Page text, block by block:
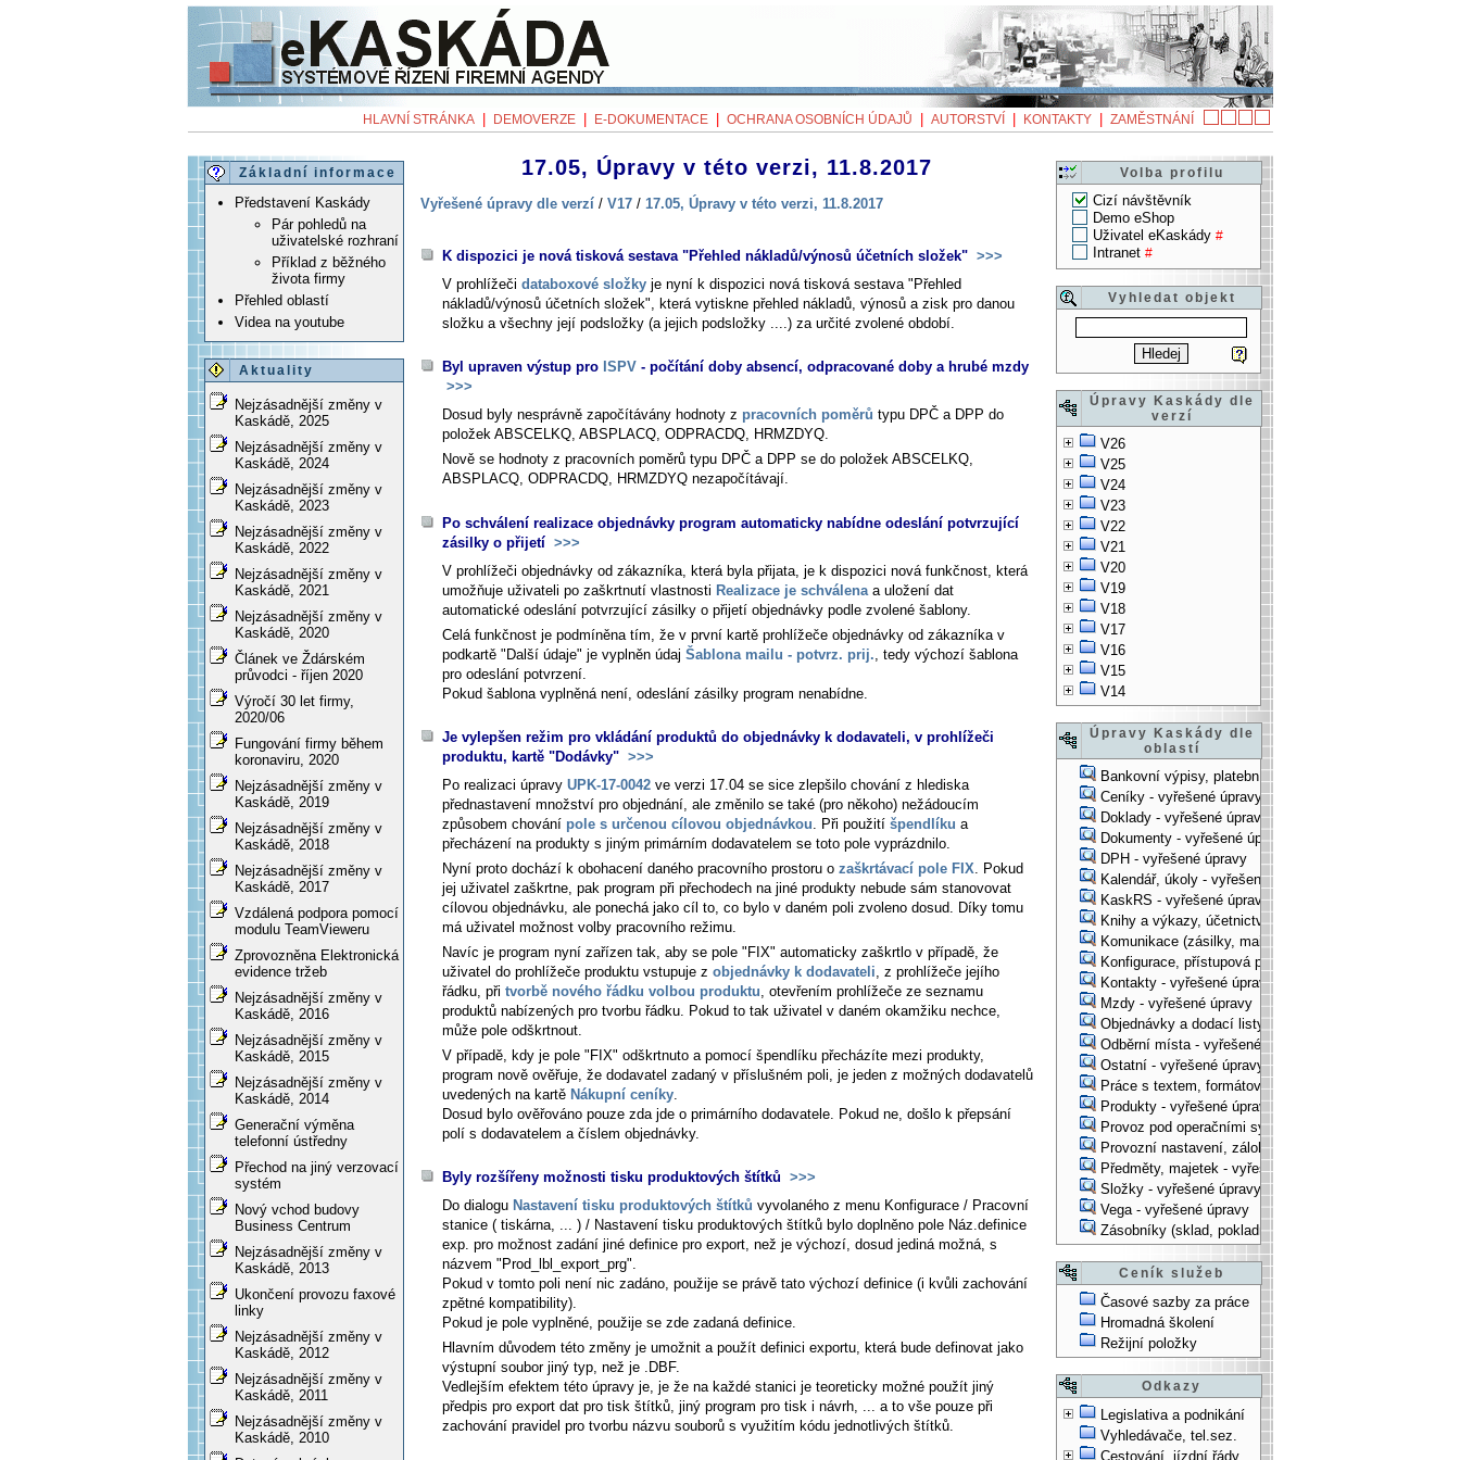
HLAVNÍ STRÁNKA DEMOVERZE E-DOKUMENTACE OCHRANA OSOBNÍCH ÚDAJŮ AUTORSTVÍ KONTAKTY ZAMĚSTNÁNÍ
Základní informace
Představení Kaskády
Pár pohledů na
uživatelské rozhraní
Příklad z běžného
života firmy
Přehled oblastí
Videa na youtube
Aktuality
Nejzásadnější změny v
Kaskádě, 2025
Nejzásadnější změny v
Kaskádě, 2024
Nejzásadnější změny v
Kaskádě, 2023
Nejzásadnější změny v
Kaskádě, 2022
Nejzásadnější změny v
Kaskádě, 2021
Nejzásadnější změny v
Kaskádě, 2020
Článek ve Ždárském
průvodci - říjen 2020
Výročí 30 let firmy,
2020/06
Fungování firmy během
koronaviru, 2020
Nejzásadnější změny v
Kaskádě, 2019
Nejzásadnější změny v
Kaskádě, 2018
Nejzásadnější změny v
Kaskádě, 2017
Vzdálená podpora pomocí
modulu TeamVieweru
Zprovozněna Elektronická
evidence tržeb
Nejzásadnější změny v
Kaskádě, 2016
Nejzásadnější změny v
Kaskádě, 2015
Nejzásadnější změny v
Kaskádě, 2014
Generační výměna
telefonní ústředny
Přechod na jiný verzovací
systém
Nový vchod budovy
Business Centrum
Nejzásadnější změny v
Kaskádě, 2013
Ukončení provozu faxové
linky
Nejzásadnější změny v
Kaskádě, 2012
Nejzásadnější změny v
Kaskádě, 2011
Nejzásadnější změny v
Kaskádě, 2010
Volba profilu
Cizí návštěvník
Demo eShop
Uživatel eKaskády #
Intranet #
Vyhledat objekt
Úpravy Kaskády dle
verzí
V26
V25
V24
V23
V22
V21
V20
V19
V18
V17
V16
V15
V14
Úpravy Kaskády dle
oblastí
Bankovní výpisy, platební příkazy - vyřešené úpravy
Ceníky - vyřešené úpravy
Doklady - vyřešené úpravy
Dokumenty - vyřešené úpravy
DPH - vyřešené úpravy
Kalendář, úkoly - vyřešené úpravy
KaskRS - vyřešené úpravy
Knihy a výkazy, účetnictví - vyřešené úpravy
Komunikace (zásilky, mail-systém, ...) - vyřešené úpravy
Konfigurace, přístupová práva, ... - vyřešené úpravy
Kontakty - vyřešené úpravy
Mzdy - vyřešené úpravy
Objednávky a dodací listy - vyřešené úpravy
Odběrní místa - vyřešené úpravy
Ostatní - vyřešené úpravy
Práce s textem, formátování, ... - vyřešené úpravy
Produkty - vyřešené úpravy
Provoz pod operačními systémy, technologické věci -
Provozní nastavení, zálohování, instalace, ... -
Předměty, majetek - vyřešené úpravy
Složky - vyřešené úpravy
Vega - vyřešené úpravy
Zásobníky (sklad, pokladna, bank. účet) - vyřešené
Ceník služeb
Časové sazby za práce
Hromadná školení
Režijní položky
Odkazy
Legislativa a podnikání
Vyhledávače, tel.sez.
Cestování, jízdní řády
17.05, Úpravy v této verzi, 11.8.2017
Vyřešené úpravy dle verzí / V17 / 17.05, Úpravy v této verzi, 11.8.2017
K dispozici je nová tisková sestava "Přehled nákladů/výnosů účetních složek" >>>
V prohlížeči databoxové složky je nyní k dispozici nová tisková sestava "Přehled
nákladů/výnosů účetních složek", která vytiskne přehled nákladů, výnosů a zisk pro danou
složku a všechny její podsložky (a jejich podsložky ....) za určité zvolené období.
Byl upraven výstup pro ISPV - počítání doby absencí, odpracované doby a hrubé mzdy
>>>
Dosud byly nesprávně započítávány hodnoty z pracovních poměrů typu DPČ a DPP do
položek ABSCELKQ, ABSPLACQ, ODPRACDQ, HRMZDYQ.
Nově se hodnoty z pracovních poměrů typu DPČ a DPP se do položek ABSCELKQ,
ABSPLACQ, ODPRACDQ, HRMZDYQ nezapočítávají.
Po schválení realizace objednávky program automaticky nabídne odeslání potvrzující
zásilky o přijetí >>>
V prohlížeči objednávky od zákazníka, která byla přijata, je k dispozici nová funkčnost, která
umožňuje uživateli po zaškrtnutí vlastnosti Realizace je schválena a uložení dat
automatické odeslání potvrzující zásilky o přijetí objednávky podle zvolené šablony.
Celá funkčnost je podmíněna tím, že v první kartě prohlížeče objednávky od zákazníka v
podkartě "Další údaje" je vyplněn údaj Šablona mailu - potvrz. prij. , tedy výchozí šablona
pro odeslání potvrzení.
Pokud šablona vyplněná není, odeslání zásilky program nenabídne.
Je vylepšen režim pro vkládání produktů do objednávky k dodavateli, v prohlížeči
produktu, kartě "Dodávky" >>>
Po realizaci úpravy UPK-17-0042 ve verzi 17.04 se sice zlepšilo chování z hlediska
přednastavení množství pro objednání, ale změnilo se také (pro někoho) nežádoucím
způsobem chování pole s určenou cílovou objednávkou . Při použití špendlíku a
přecházení na produkty s jiným primárním dodavatelem se toto pole vyprázdnilo.
Nyní proto dochází k obohacení daného pracovního prostoru o zaškrtávací pole FIX . Pokud
jej uživatel zaškrtne, pak program při přechodech na jiné produkty nebude sám stanovovat
cílovou objednávku, ale ponechá jako cíl to, co bylo v daném poli zvoleno dosud. Díky tomu
má uživatel možnost volby pracovního režimu.
Navíc je program nyní zařízen tak, aby se pole "FIX" automaticky zaškrtlo v případě, že
uživatel do prohlížeče produktu vstupuje z objednávky k dodavateli , z prohlížeče jejího
řádku, při tvorbě nového řádku volbou produktu , otevřením prohlížeče ze seznamu
produktů nabízených pro tvorbu řádku. Pokud to tak uživatel v daném okamžiku nechce,
může pole odškrtnout.
V případě, kdy je pole "FIX" odškrtnuto a pomocí špendlíku přecházíte mezi produkty,
program nově ověřuje, že dodavatel zadaný v příslušném poli, je jeden z možných dodavatelů
uvedených na kartě Nákupní ceníky
Dosud bylo ověřováno pouze zda jde o primárního dodavatele. Pokud ne, došlo k přepsání
polí s dodavatelem a číslem objednávky.
Byly rozšířeny možnosti tisku produktových štítků >>>
Do dialogu Nastavení tisku produktových štítků vyvolaného z menu Konfigurace / Pracovní
stanice ( tiskárna, ... ) / Nastavení tisku produktových štítků bylo doplněno pole Náz.definice
exp. pro možnost zadání jiné definice pro export, než je výchozí, dosud jediná možná, s
názvem "Prod_lbl_export_prg".
Pokud v tomto poli není nic zadáno, použije se právě tato výchozí definice (i kvůli zachování
zpětné kompatibility).
Pokud je pole vyplněné, použije se zde zadaná definice.
Hlavním důvodem této změny je umožnit a použít definici exportu, která bude definovat jako
výstupní soubor jiný typ, než je .DBF.
Vedlejším efektem této úpravy je, je že na každé stanici je teoreticky možné použít jiný
předpis pro export dat pro tisk štítků, jiný program pro tisk i návrh, ... a to vše pouze při
zachování pravidel pro tvorbu názvu souborů s využitím kódu jednotlivých štítků.